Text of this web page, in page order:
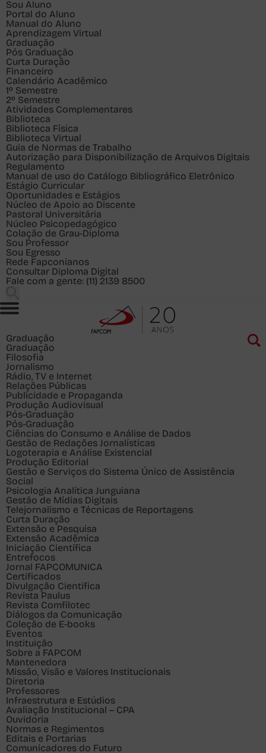
Sou Aluno
Portal do Aluno
Manual do Aluno
Aprendizagem Virtual
Graduação
Pós Graduação
Curta Duração
Financeiro
Calendário Acadêmico
1º Semestre
2º Semestre
Atividades Complementares
Biblioteca
Biblioteca Física
Biblioteca Virtual
Guia de Normas de Trabalho
Autorização para Disponibilização de Arquivos Digitais
Regulamento
Manual de uso do Catálogo Bibliográfico Eletrônico
Estágio Curricular
Oportunidades e Estágios
Núcleo de Apoio ao Discente
Pastoral Universitária
Núcleo Psicopedagógico
Colação de Grau-Diploma
Sou Professor
Sou Egresso
Rede Fapconianos
Consultar Diploma Digital
Fale com a gente: (11) 2139 8500
Graduação
Graduação
Filosofia
Jornalismo
Rádio, TV e Internet
Relações Públicas
Publicidade e Propaganda
Produção Audiovisual
Pós-Graduação
Pós-Graduação
Ciências do Consumo e Análise de Dados
Gestão de Redações Jornalísticas
Logoterapia e Análise Existencial
Produção Editorial
Gestão e Serviços do Sistema Único de Assistência
Social
Psicologia Analítica Junguiana
Gestão de Mídias Digitais
Telejornalismo e Técnicas de Reportagens
Curta Duração
Extensão e Pesquisa
Extensão Acadêmica
Iniciação Científica
Entrefocos
Jornal FAPCOMUNICA
Certificados
Divulgação Cientifica
Revista Paulus
Revista Comfilotec
Diálogos da Comunicação
Coleção de E-books
Eventos
Instituição
Sobre a FAPCOM
Mantenedora
Missão, Visão e Valores Institucionais
Diretoria
Professores
Infraestrutura e Estúdios
Avaliação Institucional – CPA
Ouvidoria
Normas e Regimentos
Editais e Portarias
Comunicadores do Futuro